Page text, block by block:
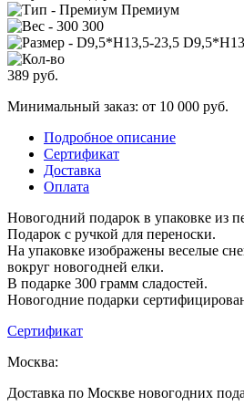
Премиум
300
389 руб.
Минимальный заказ: от 10 000 руб.
Подробное описание
Сертификат
Доставка
Оплата
Новогодний подарок в упаковке из
Подарок с ручкой для переноски.
На упаковке изображены веселые
вокруг новогодней елки.
В подарке 300 грамм сладостей.
Новогодние подарки
Сертификат
Москва:
Доставка по Москве новогодних